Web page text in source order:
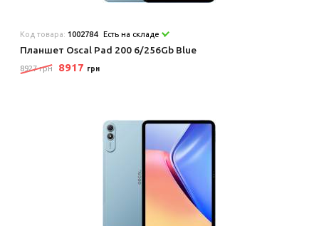
Код товара: 1002784 Есть на складе
Планшет Oscal Pad 200 6/256Gb Blue
8927 грн 8917 грн